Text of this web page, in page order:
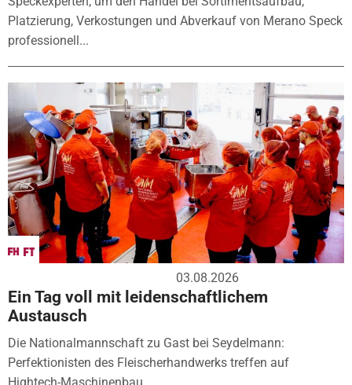
Platzierung, Verkostungen und Abverkauf von Merano Speck
professionell...
03.08.2026
Ein Tag voll mit leidenschaftlichem
Austausch
Die Nationalmannschaft zu Gast bei Seydelmann:
Perfektionisten des Fleischerhandwerks treffen auf